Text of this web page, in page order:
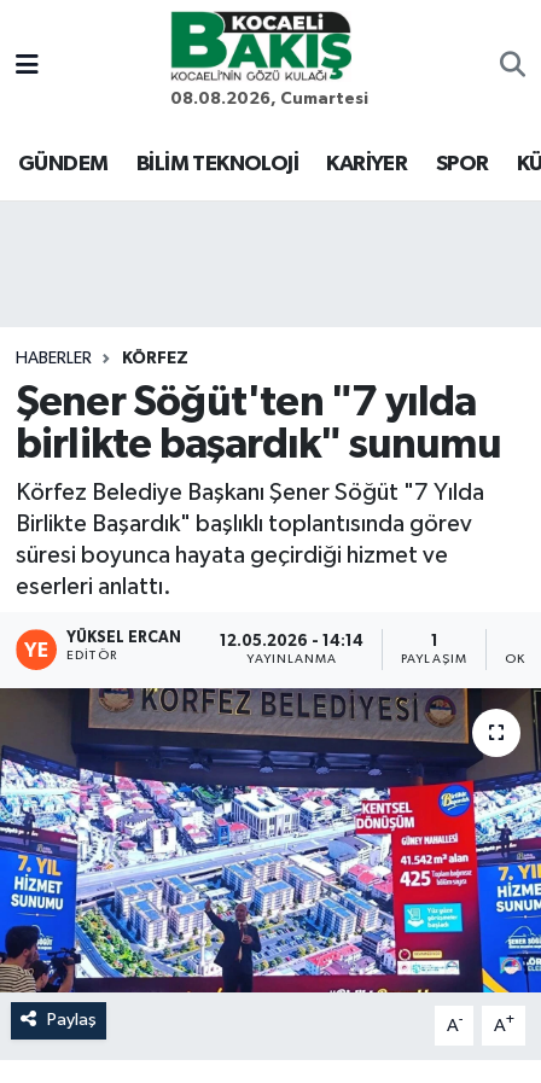
08.08.2026, Cumartesi
GÜNDEM BİLİM TEKNOLOJİ KARİYER SPOR
HABERLER KÖRFEZ
Şener Söğüt'ten "7 yılda
birlikte başardık" sunumu
Körfez Belediye Başkanı Şener Söğüt "7 Yılda
Birlikte Başardık" başlıklı toplantısında görev
süresi boyunca hayata geçirdiği hizmet ve
eserleri anlattı.
YÜKSEL ERCAN
EDITÖR
12.05.2026 - 14:14
YAYINLANMA
1
PAYLAŞIM
Paylaş A- A+
Kocaeli Nöbetçi Eczaneler
Kocaeli Hava Durumu
Son Dakika Haberleri
Haber Arşivi